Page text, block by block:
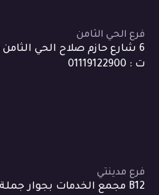
فرع الحي الثامن
6 شارع حازم صلاح الحي الثامن منطقة 11 بلوك 11 مدينة نصر.
ت : 01119122900
فرع مدينتي
B12 مجمع الخدمات بجوار جملة ماركت